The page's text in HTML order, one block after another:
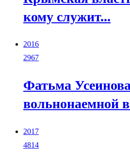
кому служит...
2016
2967
Фатьма
вольнонаемной
2017
4814